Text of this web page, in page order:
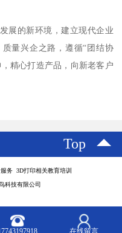
展的新环境，建立现代企业
量兴企之路，遵循“团结协
精心打造产品，向新老客户
Top
务 3D打印相关教育培训
科技有限公司
在线留言